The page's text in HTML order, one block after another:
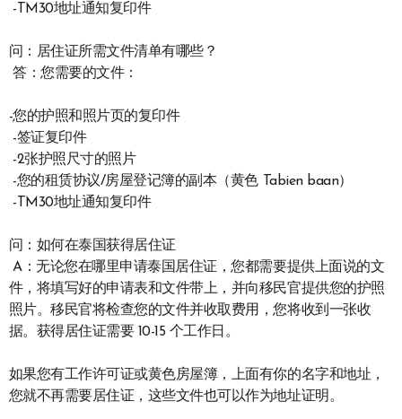
-TM30地址通知复印件
问：居住证所需文件清单有哪些？
答：您需要的文件：
-您的护照和照片页的复印件
-签证复印件
-2张护照尺寸的照片
-您的租赁协议/房屋登记簿的副本（黄色 Tabien baan）
-TM30地址通知复印件
问：如何在泰国获得居住证
A：无论您在哪里申请泰国居住证，您都需要提供上面说的文
件，将填写好的申请表和文件带上，并向移民官提供您的护照
照片。移民官将检查您的文件并收取费用，您将收到一张收
据。获得居住证需要 10-15 个工作日。
如果您有工作许可证或黄色房屋簿，上面有你的名字和地址，
您就不再需要居住证，这些文件也可以作为地址证明。